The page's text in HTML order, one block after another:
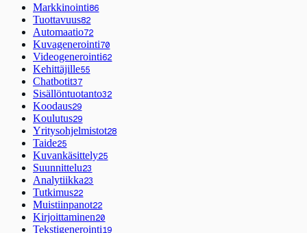
Markkinointi86
Tuottavuus82
Automaatio72
Kuvagenerointi70
Videogenerointi62
Kehittäjille55
Chatbotit37
Sisällöntuotanto32
Koodaus29
Koulutus29
Yritysohjelmistot28
Taide25
Kuvankäsittely25
Suunnittelu23
Analytiikka23
Tutkimus22
Muistiinpanot22
Kirjoittaminen20
Tekstigenerointi19